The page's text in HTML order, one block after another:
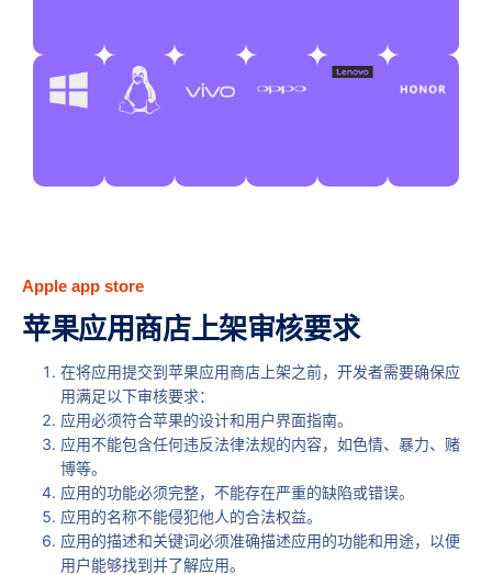
Apple app store
苹果应用商店上架审核要求
在将应用提交到苹果应用商店上架之前，开发者需要确保应
用满足以下审核要求：
应用必须符合苹果的设计和用户界面指南。
应用不能包含任何违反法律法规的内容，如色情、暴力、赌
博等。
应用的功能必须完整，不能存在严重的缺陷或错误。
应用的名称不能侵犯他人的合法权益。
应用的描述和关键词必须准确描述应用的功能和用途，以便
用户能够找到并了解应用。